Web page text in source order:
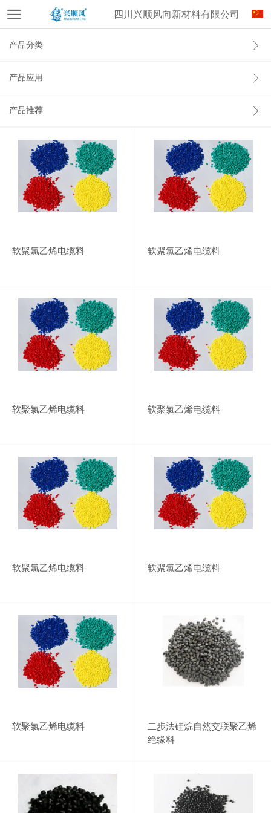
四川兴顺风向新材料有限公司
产品分类
产品应用
产品推荐
软聚氯乙烯电缆料 软聚氯乙烯电缆料
软聚氯乙烯电缆料 软聚氯乙烯电缆料
软聚氯乙烯电缆料 软聚氯乙烯电缆料
软聚氯乙烯电缆料
二步法硅烷自然交联聚乙烯
绝缘料